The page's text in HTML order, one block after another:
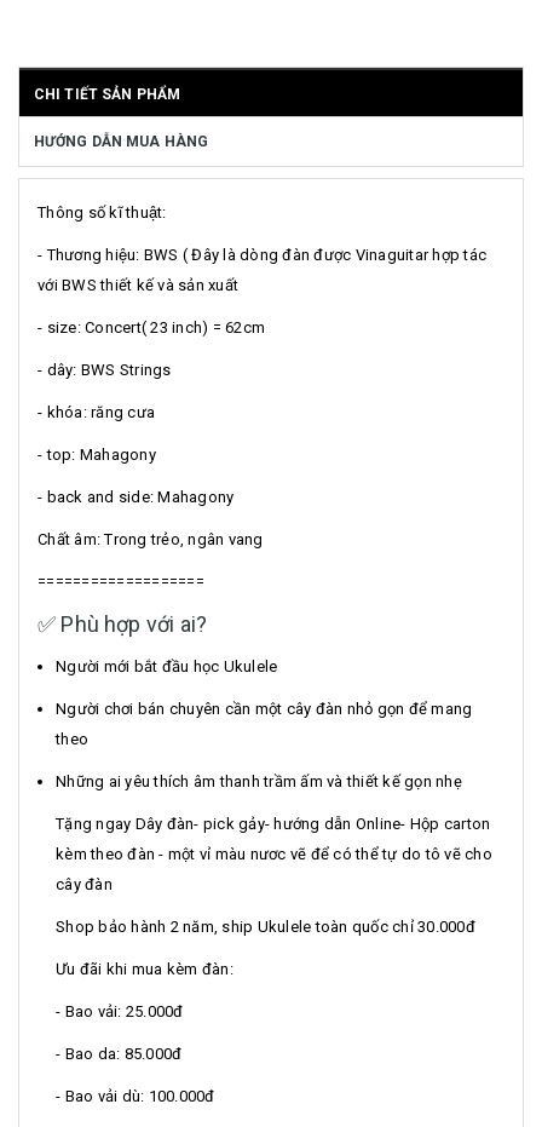
CHI TIẾT SẢN PHẨM
HƯỚNG DẪN MUA HÀNG
Thông số kĩ thuật:
- Thương hiệu: BWS ( Đây là dòng đàn được Vinaguitar hợp tác
với BWS thiết kế và sản xuất
- size: Concert( 23 inch) = 62cm
- dây: BWS Strings
- khóa: răng cưa
- top: Mahagony
- back and side: Mahagony
Chất âm: Trong trẻo, ngân vang
===================
✅ Phù hợp với ai?
Người mới bắt đầu học Ukulele
Người chơi bán chuyên cần một cây đàn nhỏ gọn để mang
theo
Những ai yêu thích âm thanh trầm ấm và thiết kế gọn nhẹ
Tặng ngay Dây đàn- pick gảy- hướng dẫn Online- Hộp carton
kèm theo đàn - một vỉ màu nươc vẽ để có thể tự do tô vẽ cho
cây đàn
Shop bảo hành 2 năm, ship Ukulele toàn quốc chỉ 30.000đ
Ưu đãi khi mua kèm đàn:
- Bao vải: 25.000đ
- Bao da: 85.000đ
- Bao vải dù: 100.000đ